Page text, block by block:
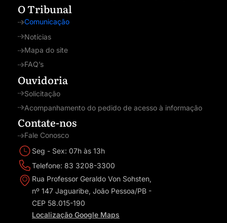
O Tribunal
Comunicação
Notícias
Mapa do site
FAQ’s
Ouvidoria
Solicitação
Acompanhamento do pedido de acesso à informação
Contate-nos
Fale Conosco
Seg - Sex: 07h às 13h
Telefone: 83 3208-3300
Rua Professor Geraldo Von Sohsten,
nº 147 Jaguaribe, João Pessoa/PB -
CEP 58.015-190
Localização Google Maps